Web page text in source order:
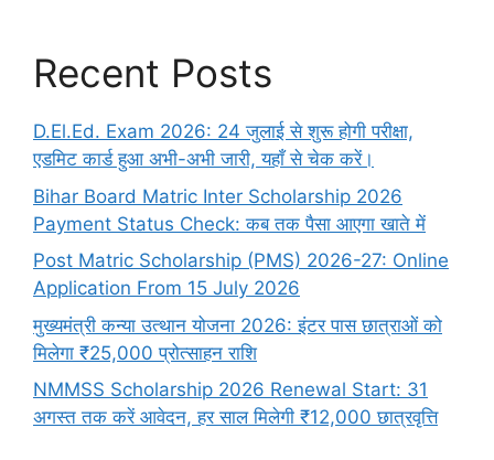
Recent Posts
D.El.Ed. Exam 2026: 24 जुलाई से शुरू होगी परीक्षा,
एडमिट कार्ड हुआ अभी-अभी जारी, यहाँ से चेक करें।
Bihar Board Matric Inter Scholarship 2026
Payment Status Check: कब तक पैसा आएगा खाते में
Post Matric Scholarship (PMS) 2026-27: Online
Application From 15 July 2026
मुख्यमंत्री कन्या उत्थान योजना 2026: इंटर पास छात्राओं को
मिलेगा ₹25,000 प्रोत्साहन राशि
NMMSS Scholarship 2026 Renewal Start: 31
अगस्त तक करें आवेदन, हर साल मिलेगी ₹12,000 छात्रवृत्ति